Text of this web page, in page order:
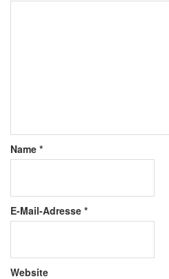
Name *
E-Mail-Adresse *
Website